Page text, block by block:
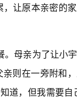
让原本亲密的
母亲为了让小
则在一旁附和
道，但我需要